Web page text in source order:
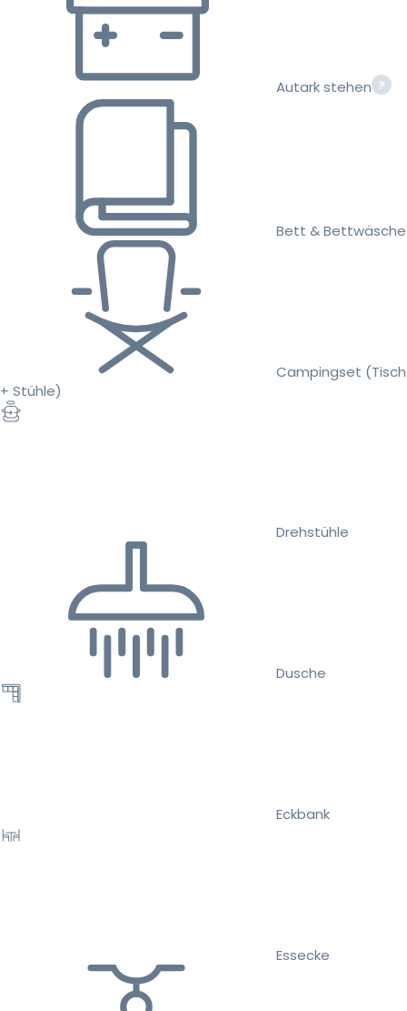
Autark stehen
Bett & Bettwäsche
Campingset (Tisch
+ Stühle)
Drehstühle
Dusche
Eckbank
Essecke